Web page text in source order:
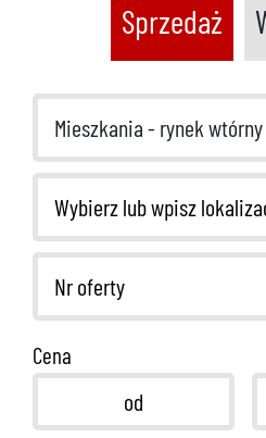
Sprzedaż
Mieszkania - rynek wtórny
Cena